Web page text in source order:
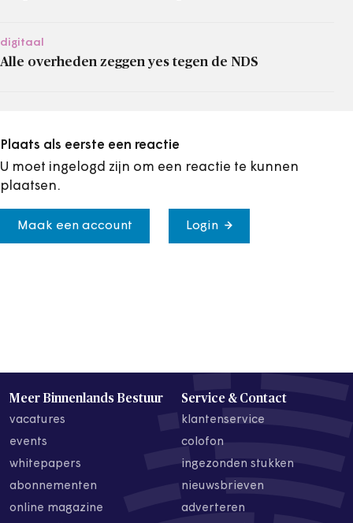
digitaal
Alle overheden zeggen yes tegen de NDS
Plaats als eerste een reactie
U moet ingelogd zijn om een reactie te kunnen
plaatsen.
Maak een account Login
Meer Binnenlands Bestuur
vacatures
events
whitepapers
abonnementen
online magazine
Service & Contact
klantenservice
colofon
ingezonden stukken
nieuwsbrieven
adverteren